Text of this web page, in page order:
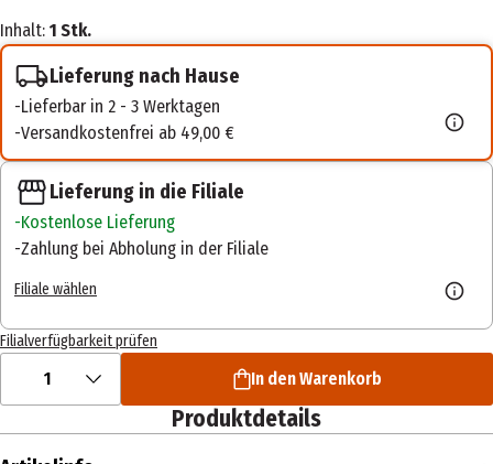
Inhalt: 1 Stk.
Lieferung nach Hause
Lieferbar in 2 - 3 Werktagen
Versandkostenfrei ab 49,00 €
Lieferung in die Filiale
Kostenlose Lieferung
Zahlung bei Abholung in der Filiale
Filiale wählen
Filialverfügbarkeit prüfen
1 In den Warenkorb
Produktdetails